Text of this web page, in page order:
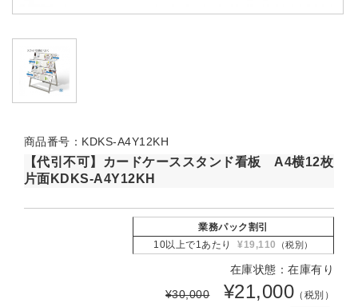
商品番号：KDKS-A4Y12KH
【代引不可】カードケーススタンド看板 A4横12枚
片面KDKS-A4Y12KH
業務パック割引
10以上で1あたり
¥19,110 （税別）
在庫状態：在庫有り
¥30,000
¥21,000 （税別）